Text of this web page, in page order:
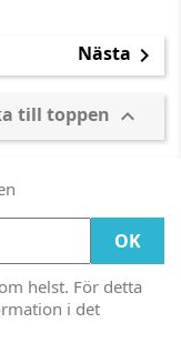
Nästa 
till toppen 
helst. För detta
i det